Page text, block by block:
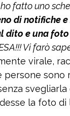
fatto uno
di notifiche
dito e una
Vi farò
virale,
persone
la foto di